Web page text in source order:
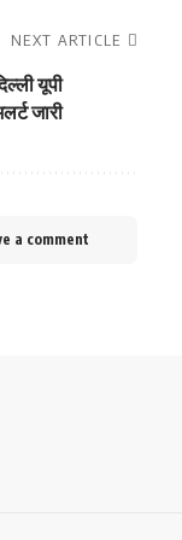
NEXT ARTICLE
यूपी
जारी
a comment